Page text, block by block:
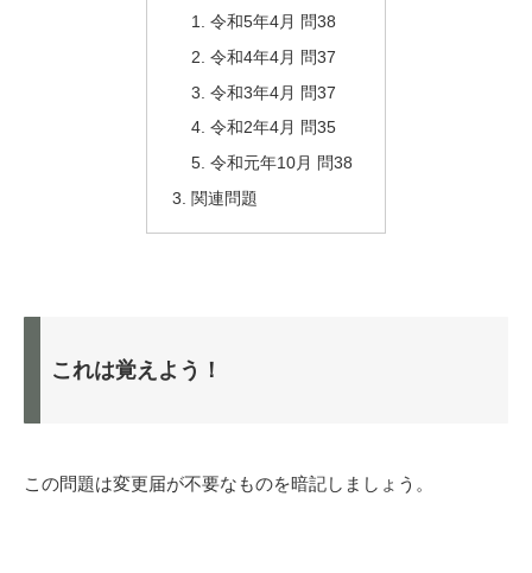
令和5年4月 問38
令和4年4月 問37
令和3年4月 問37
令和2年4月 問35
令和元年10月 問38
関連問題
これは覚えよう！
この問題は変更届が不要なものを暗記しましょう。